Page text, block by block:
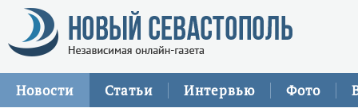
Новости Статьи Интервью Фото